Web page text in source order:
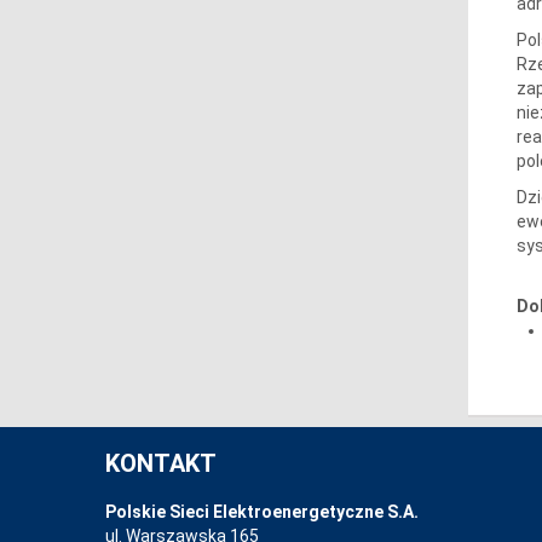
KONTAKT
Polskie Sieci Elektroenergetyczne S.A.
ul. Warszawska 165